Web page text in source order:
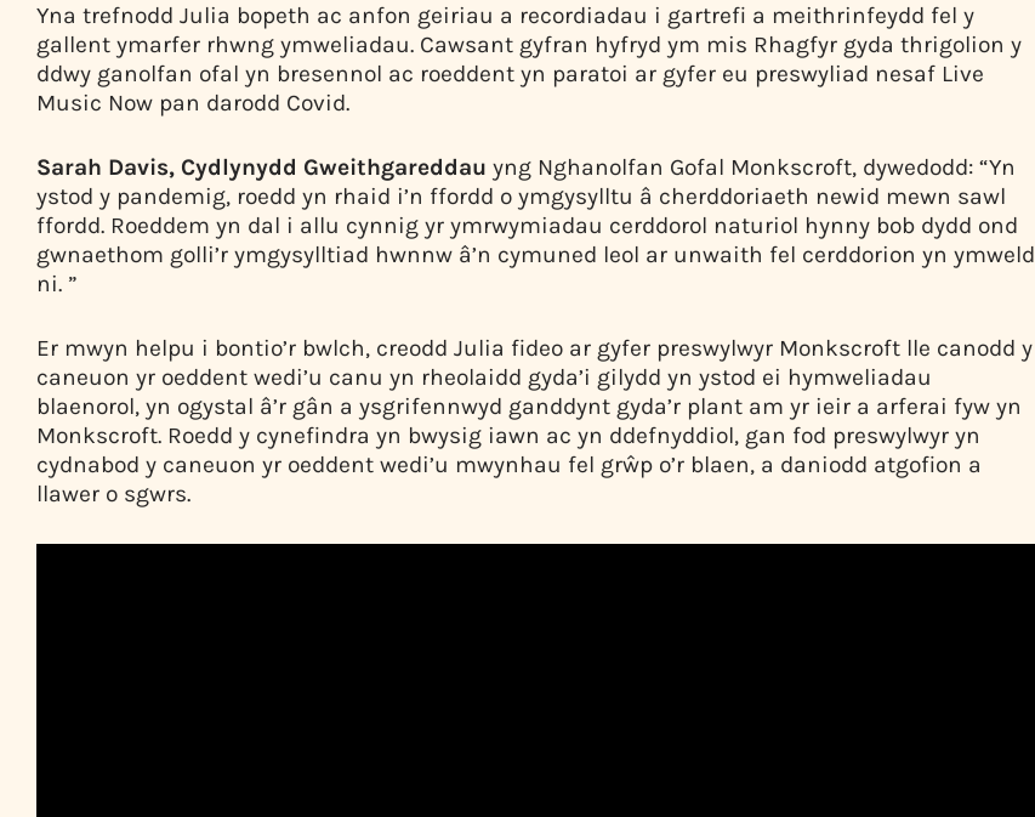
Yna trefnodd Julia bopeth ac anfon geiriau a recordiadau i gartrefi a meithrinfeydd fel y
gallent ymarfer rhwng ymweliadau. Cawsant gyfran hyfryd ym mis Rhagfyr gyda thrigolion y
ddwy ganolfan ofal yn bresennol ac roeddent yn paratoi ar gyfer eu preswyliad nesaf Live
Music Now pan darodd Covid.
Sarah Davis, Cydlynydd Gweithgareddau yng Nghanolfan Gofal Monkscroft, dywedodd: “Yn
ystod y pandemig, roedd yn rhaid i’n ffordd o ymgysylltu â cherddoriaeth newid mewn sawl
ffordd. Roeddem yn dal i allu cynnig yr ymrwymiadau cerddorol naturiol hynny bob dydd ond
gwnaethom golli’r ymgysylltiad hwnnw â’n cymuned leol ar unwaith fel cerddorion yn ymweld
ni. ”
Er mwyn helpu i bontio’r bwlch, creodd Julia fideo ar gyfer preswylwyr Monkscroft lle canodd y
caneuon yr oeddent wedi’u canu yn rheolaidd gyda’i gilydd yn ystod ei hymweliadau
blaenorol, yn ogystal â’r gân a ysgrifennwyd ganddynt gyda’r plant am yr ieir a arferai fyw yn
Monkscroft. Roedd y cynefindra yn bwysig iawn ac yn ddefnyddiol, gan fod preswylwyr yn
cydnabod y caneuon yr oeddent wedi’u mwynhau fel grŵp o’r blaen, a daniodd atgofion a
llawer o sgwrs.